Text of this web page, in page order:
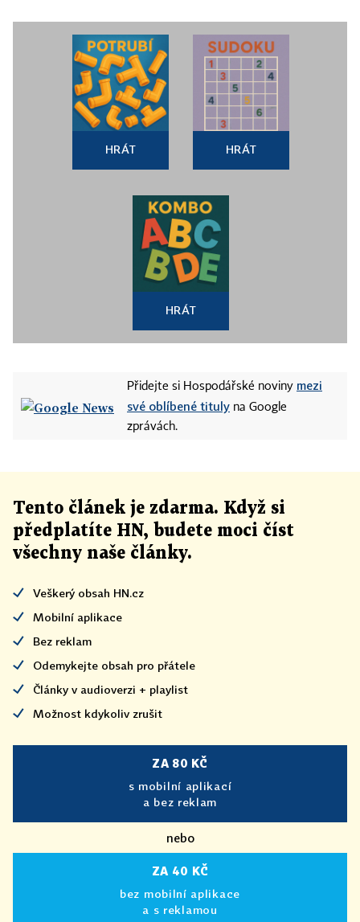
HRÁT HRÁT
HRÁT
Přidejte si Hospodářské noviny mezi
své oblíbené tituly na Google
zprávách.
Tento článek je zdarma. Když si
předplatíte HN, budete moci číst
všechny naše články.
Veškerý obsah HN.cz
Mobilní aplikace
Bez reklam
Odemykejte obsah pro přátele
Články v audioverzi + playlist
Možnost kdykoliv zrušit
ZA 80 KČ
s mobilní aplikací
a bez reklam
nebo
ZA 40 KČ
bez mobilní aplikace
a s reklamou